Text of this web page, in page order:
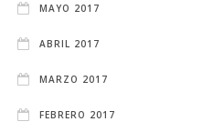
MAYO 2017
ABRIL 2017
MARZO 2017
FEBRERO 2017